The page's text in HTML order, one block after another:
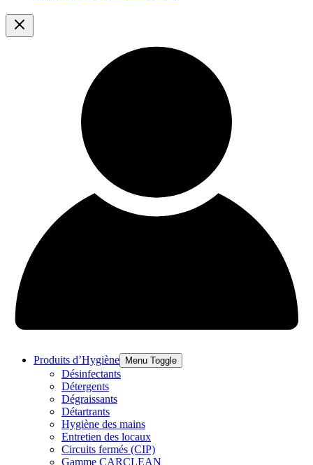
Produits d’Hygiène Menu Toggle
Désinfectants
Détergents
Dégraissants
Détartrants
Hygiène des mains
Entretien des locaux
Circuits fermés (CIP)
Gamme CARCLEAN